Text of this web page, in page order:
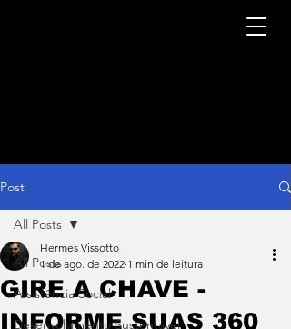
Post
All Posts
Assistência Social
Desenvolvimento Sustentável
All Posts
GIRE A CHAVE -
INFORME SUAS 360
Hermes Vissotto
1 de ago. de 2022 1 min de leitura